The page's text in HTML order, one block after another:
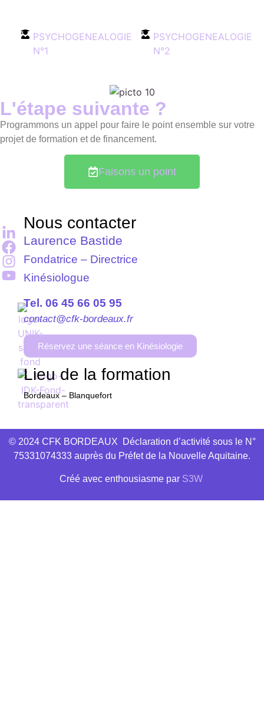
PSYCHOGENEALOGIE
N°1
PSYCHOGENEALOGIE
N°2
L'étape suivante ?
Programmons un appel pour faire le point ensemble sur votre
projet de formation et de financement.
Faisons un point
Nous contacter
Laurence Bastide
Fondatrice – Directrice
Kinésiologue
Tel. 06 45 66 05 95
contact@cfk-bordeaux.fr
Réservez une séance en Kinésiologie
Lieu de la formation
Bordeaux – Blanquefort
© 2024 CFK BORDEAUX Déclaration d’activité sous le N°
75331074333 auprès du Préfet de la Nouvelle Aquitaine.
Créé avec enthousiasmepar S3W